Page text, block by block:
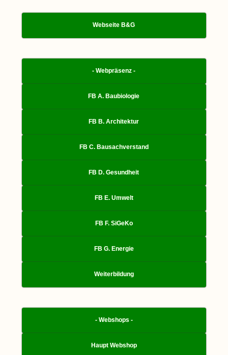
Webseite B&G
- Webpräsenz -
FB A. Baubiologie
FB B. Architektur
FB C. Bausachverstand
FB D. Gesundheit
FB E. Umwelt
FB F. SiGeKo
FB G. Energie
Weiterbildung
- Webshops -
Haupt Webshop